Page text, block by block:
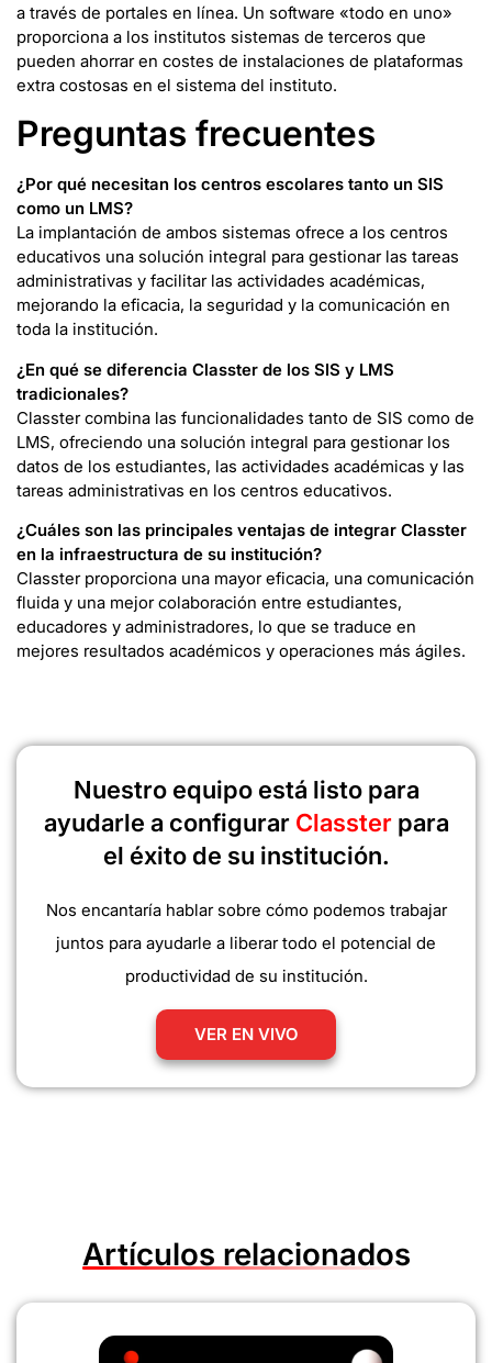
a través de portales en línea. Un software «todo en uno»
proporciona a los institutos sistemas de terceros que
pueden ahorrar en costes de instalaciones de plataformas
extra costosas en el sistema del instituto.
Preguntas frecuentes
¿Por qué necesitan los centros escolares tanto un SIS
como un LMS?
La implantación de ambos sistemas ofrece a los centros
educativos una solución integral para gestionar las tareas
administrativas y facilitar las actividades académicas,
mejorando la eficacia, la seguridad y la comunicación en
toda la institución.
¿En qué se diferencia Classter de los SIS y LMS
tradicionales?
Classter combina las funcionalidades tanto de SIS como de
LMS, ofreciendo una solución integral para gestionar los
datos de los estudiantes, las actividades académicas y las
tareas administrativas en los centros educativos.
¿Cuáles son las principales ventajas de integrar Classter
en la infraestructura de su institución?
Classter proporciona una mayor eficacia, una comunicación
fluida y una mejor colaboración entre estudiantes,
educadores y administradores, lo que se traduce en
mejores resultados académicos y operaciones más ágiles.
Nuestro equipo está listo para
ayudarle a configurar Classter para
el éxito de su institución.
Nos encantaría hablar sobre cómo podemos trabajar
juntos para ayudarle a liberar todo el potencial de
productividad de su institución.
VER EN VIVO
Artículos relacionados